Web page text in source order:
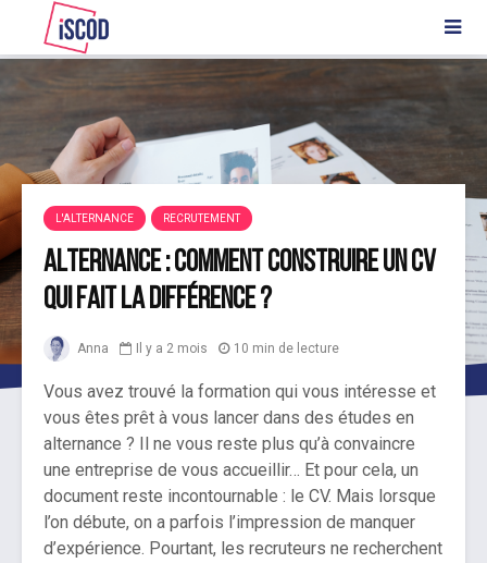
L'ALTERNANCE RECRUTEMENT
Alternance : comment construire un CV
qui fait la différence ?
Anna Il y a 2 mois 10 min de lecture
Vous avez trouvé la formation qui vous intéresse et
vous êtes prêt à vous lancer dans des études en
alternance ? Il ne vous reste plus qu’à convaincre
une entreprise de vous accueillir… Et pour cela, un
document reste incontournable : le CV. Mais lorsque
l’on débute, on a parfois l’impression de manquer
d’expérience. Pourtant, les recruteurs ne recherchent